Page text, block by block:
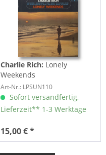
Charlie Rich: Lonely
Weekends
Art-Nr.: LPSUN110
Sofort versandfertig,
Lieferzeit** 1-3 Werktage
15,00 € *